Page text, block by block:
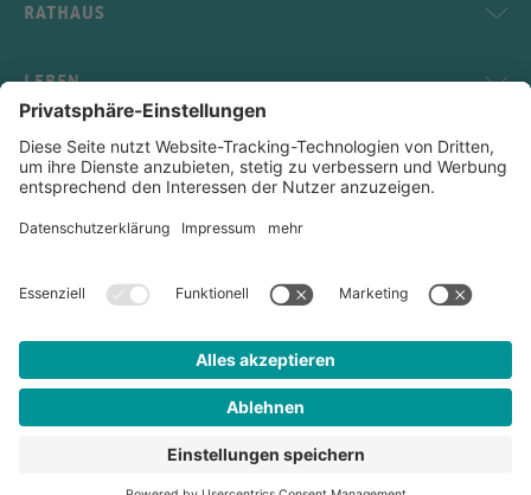
RATHAUS
LEBEN
SERVICE
KONTAKT